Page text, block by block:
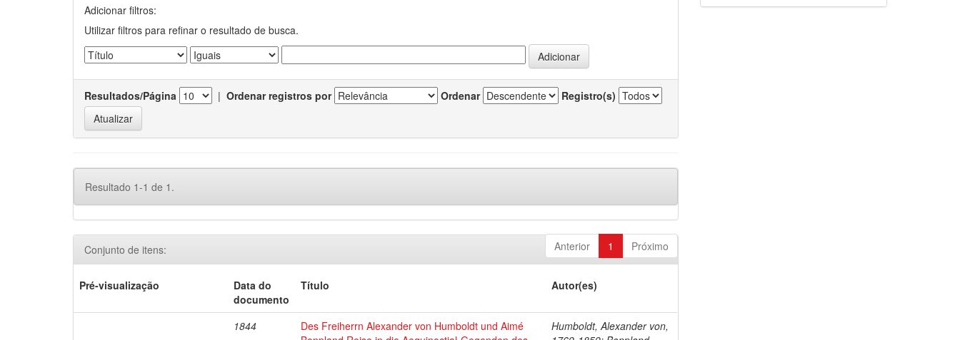
Adicionar filtros:
Utilizar filtros para refinar o resultado de busca.
Resultados/Página | Ordenar registros por Ordenar Registro(s)
Resultado 1-1 de 1.
Anterior 1 Próximo
Conjunto de itens:
Pré-visualização
Data do
documento
Título Autor(es)
1844
Des Freiherrn Alexander von Humboldt und Aimé
Humboldt, Alexander von,